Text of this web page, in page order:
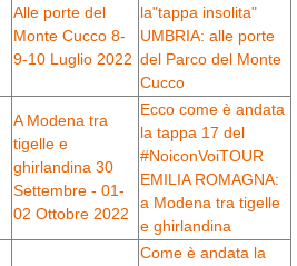
Alle porte del
Monte Cucco 8-
9-10 Luglio 2022
la"tappa insolita"
UMBRIA: alle porte
del Parco del Monte
Cucco
A Modena tra
tigelle e
ghirlandina 30
Settembre - 01-
02 Ottobre 2022
Ecco come è andata
la tappa 17 del
#NoiconVoiTOUR
EMILIA ROMAGNA:
a Modena tra tigelle
e ghirlandina
Come è andata la